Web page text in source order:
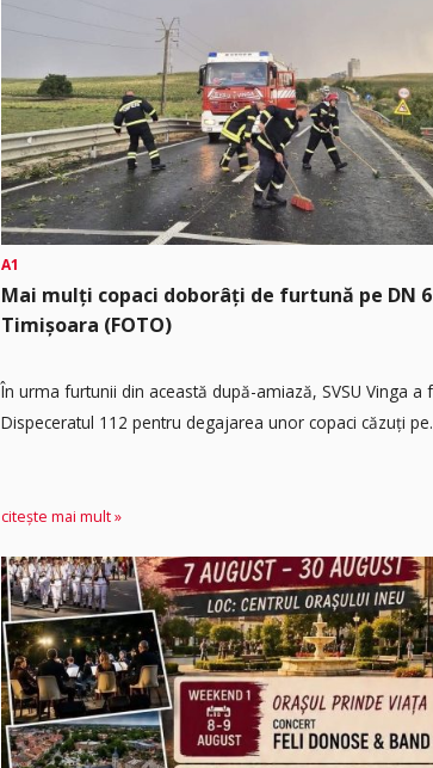
A1
Mai mulți copaci doborâți de furtună pe DN
Timișoara (FOTO)
În urma furtunii din această după-amiază, SVSU Vinga a
Dispeceratul 112 pentru degajarea unor copaci căzuți
citește mai mult »